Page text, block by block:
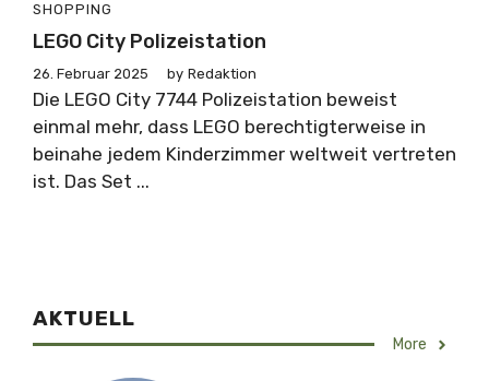
SHOPPING
LEGO City Polizeistation
26. Februar 2025 by Redaktion
Die LEGO City 7744 Polizeistation beweist
einmal mehr, dass LEGO berechtigterweise in
beinahe jedem Kinderzimmer weltweit vertreten
ist. Das Set ...
AKTUELL
More